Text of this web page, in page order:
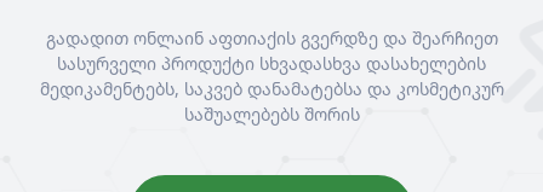
გადადით ონლაინ აფთიაქის გვერდზე და შეარჩიეთ
სასურველი პროდუქტი სხვადასხვა დასახელების
მედიკამენტებს, საკვებ დანამატებსა და კოსმეტიკურ
საშუალებებს შორის